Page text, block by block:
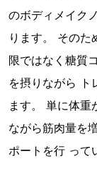
のボディメイク
ります。 そのた
限ではなく糖質
を摂りながら ト
ます。 単に体重
ながら筋肉量を
ポートを行 って